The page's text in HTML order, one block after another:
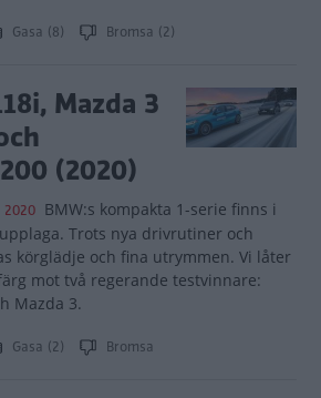
Gasa (8) Bromsa (2)
Mazda 3
(2020)
2020 BMW:s kompakta 1-serie finns i
Trots nya drivrutiner och
körglädje och fina utrymmen. Vi låter
mot två regerande testvinnare:
Mazda 3.
Gasa (2) Bromsa